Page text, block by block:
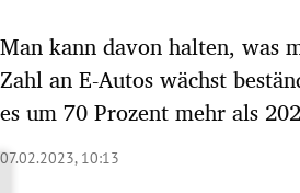
Untermenü
Untermenü
Man kann davon halten, was
Zahl an E-Autos wächst
es um 70 Prozent mehr als
07.02.2023, 10:13